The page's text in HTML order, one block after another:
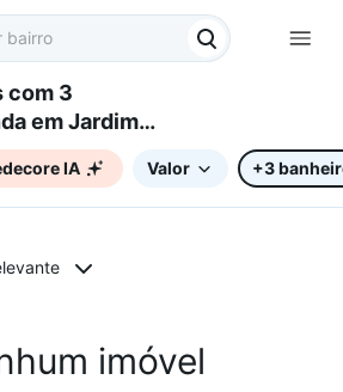
com 3
IA Valor +3
imóvel